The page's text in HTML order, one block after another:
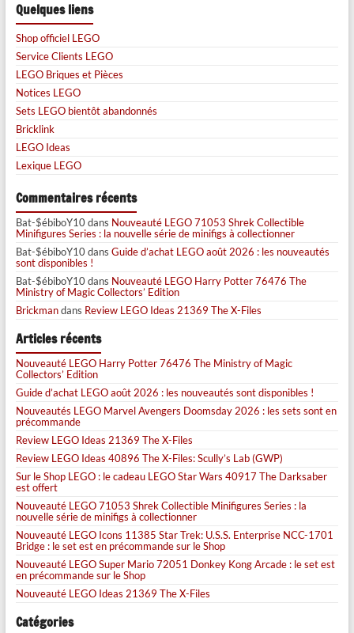
Quelques liens
Shop officiel LEGO
Service Clients LEGO
LEGO Briques et Pièces
Notices LEGO
Sets LEGO bientôt abandonnés
Bricklink
LEGO Ideas
Lexique LEGO
Commentaires récents
Bat-$ébiboY10dans Nouveauté LEGO 71053 Shrek Collectible
Minifigures Series : la nouvelle série de minifigs à collectionner
Bat-$ébiboY10dans Guide d’achat LEGO août 2026 : les nouveautés
sont disponibles !
Bat-$ébiboY10dans Nouveauté LEGO Harry Potter 76476 The
Ministry of Magic Collectors’ Edition
Brickmandans Review LEGO Ideas 21369 The X-Files
Articles récents
Nouveauté LEGO Harry Potter 76476 The Ministry of Magic
Collectors’ Edition
Guide d’achat LEGO août 2026 : les nouveautés sont disponibles !
Nouveautés LEGO Marvel Avengers Doomsday 2026 : les sets sont en
précommande
Review LEGO Ideas 21369 The X-Files
Review LEGO Ideas 40896 The X-Files: Scully’s Lab (GWP)
Sur le Shop LEGO : le cadeau LEGO Star Wars 40917 The Darksaber
est offert
Nouveauté LEGO 71053 Shrek Collectible Minifigures Series : la
nouvelle série de minifigs à collectionner
Nouveauté LEGO Icons 11385 Star Trek: U.S.S. Enterprise NCC-1701
Bridge : le set est en précommande sur le Shop
Nouveauté LEGO Super Mario 72051 Donkey Kong Arcade : le set est
en précommande sur le Shop
Nouveauté LEGO Ideas 21369 The X-Files
Catégories